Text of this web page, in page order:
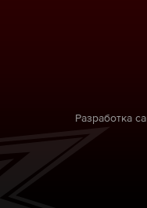
Разработка